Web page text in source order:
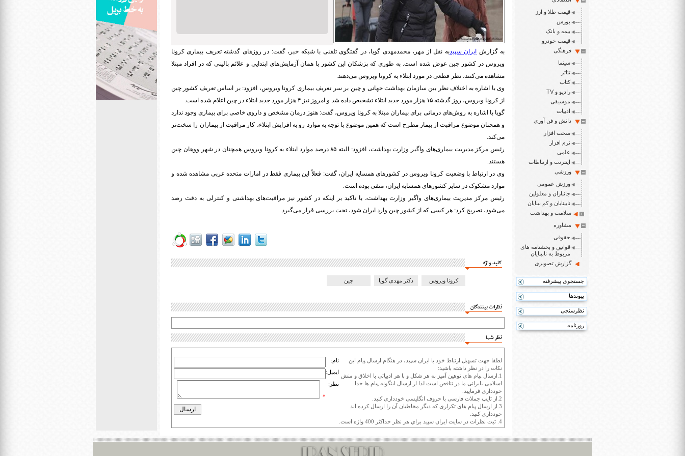
قیمت طلا و ارز
بورس
بیمه و بانک
قیمت خودرو
فرهنگی
سینما
تئاتر
کتاب
رادیو و TV
موسیقی
ادبیات
دانش و فن آوری
سخت افزار
نرم افزار
علمی
اینترنت و ارتباطات
ورزشی
ورزش عمومی
جانبازان و معلولین
نابینایان و کم بینایان
سلامت و بهداشت
مشاوره
حقوقی
قوانین و بخشنامه های
مربوط به نابینایان
گزارش تصویری
جستجوی پیشرفته
پیوندها
نظرسنجی
روزنامه
به گزارش ایران سپیدبه نقل از مهر، محمدمهدی گویا، در گفتگوی تلفنی با شبکه خبر، گفت: در روزهای گذشته تعریف بیماری کرونا
ویروس در کشور چین عوض شده است. به طوری که پزشکان این کشور با همان آزمایش‌های ابتدایی و علائم بالینی که در افراد مبتلا
مشاهده می‌کنند، نظر قطعی در مورد ابتلاء به کرونا ویروس می‌دهند.
وی با اشاره به اختلاف نظر بین سازمان بهداشت جهانی و چین بر سر تعریف بیماری کرونا ویروس، افزود: بر اساس تعریف کشور چین
از کرونا ویروس، روز گذشته ۱۵ هزار مورد جدید ابتلاء تشخیص داده شد و امروز نیز ۴ هزار مورد جدید ابتلاء در چین اعلام شده است.
گویا با اشاره به روش‌های درمانی برای بیماران مبتلا به کرونا ویروس، گفت: هنوز درمان مشخص و داروی خاصی برای بیماری وجود ندارد
و همچنان موضوع مراقبت از بیمار مطرح است که همین موضوع با توجه به موارد رو به افزایش ابتلاء، کار مراقبت از بیماران را سخت‌تر
می‌کند.
رئیس مرکز مدیریت بیماری‌های واگیر وزارت بهداشت، افزود: البته ۸۵ درصد موارد ابتلاء به کرونا ویروس همچنان در شهر ووهان چین
هستند.
وی در ارتباط با وضعیت کرونا ویروس در کشورهای همسایه ایران، گفت: فعلاً این بیماری فقط در امارات متحده عربی مشاهده شده و
موارد مشکوک در سایر کشورهای همسایه ایران، منفی بوده است.
رئیس مرکز مدیریت بیماری‌های واگیر وزارت بهداشت، با تاکید بر اینکه در کشور نیز مراقبت‌های بهداشتی و کنترلی به دقت رصد
می‌شود، تصریح کرد: هر کسی که از کشور چین وارد ایران شود، تحت بررسی قرار می‌گیرد.
کلید واژه
کرونا ویروس دکتر مهدی گویا چین
نظرات بینندگان
نظر شما
لطفا جهت تسهیل ارتباط خود با ایران سپید، در هنگام ارسال پیام این
نکات را در نظر داشته باشید:
1.ارسال پیام های توهین آمیز به هر شکل و با هر ادبیاتی با اخلاق و منش
اسلامی ،ایرانی ما در تناقض است لذا از ارسال اینگونه پیام ها جدا
خودداری فرمایید.
2.از تایپ جملات فارسی با حروف انگلیسی خودداری کنید.
3.از ارسال پیام های تکراری که دیگر مخاطبان آن را ارسال کرده اند
خودداری کنید.
4. ثبت نظرات در سايت ايران سپيد براي هر نظر حداکثر 400 واژه است.
نام:
ایمیل:
نظر:
*